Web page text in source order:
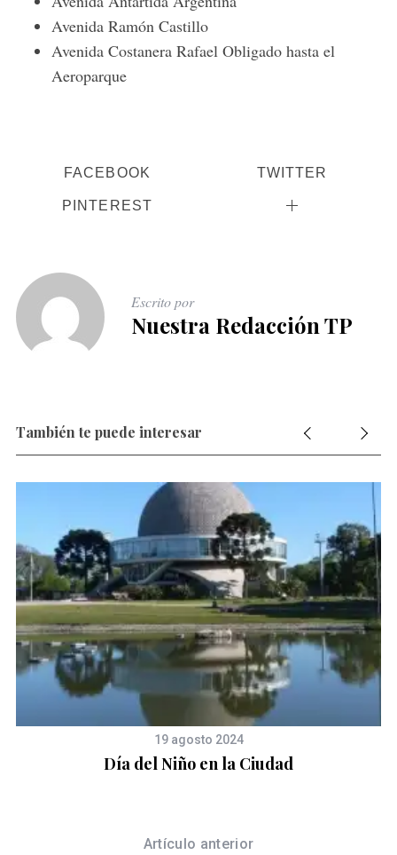
Avenida Ramón Castillo
Avenida Costanera Rafael Obligado hasta el
Aeroparque
FACEBOOK TWITTER
PINTEREST
Escrito por
Nuestra Redacción TP
También te puede interesar
19 agosto 2024
Día del Niño en la Ciudad
Artículo anterior